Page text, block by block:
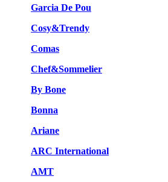
Garcia De Pou
Cosy&Trendy
Comas
Chef&Sommelier
By Bone
Bonna
Ariane
ARC International
AMT